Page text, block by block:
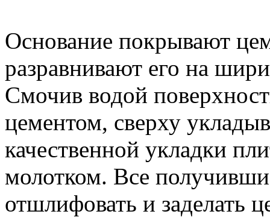
Основание покрывают
разравнивают его на
Смочив водой
цементом, сверху
качественной укладки
молотком. Все
отшлифовать и заделать